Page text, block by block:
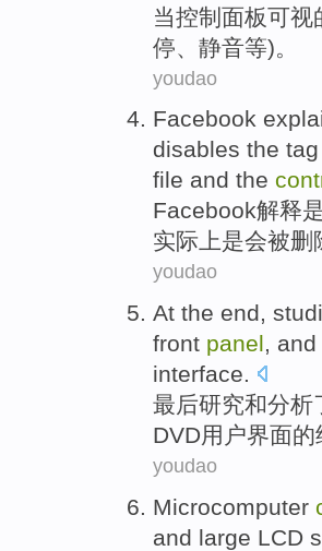
当控制 面板可视
停
静音等)。
youdao
Facebook
disables the tag
file and the
Facebook解释
实际上是会被删
youdao
At the end,
front panel, and
interface.
最后研究和分析
DVD用户界面的
youdao
Microcomputer
and large LCD